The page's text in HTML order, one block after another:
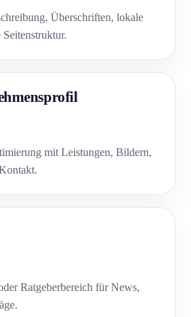
Überschriften, lokale
mit Leistungen, Bildern,
Ratgeberbereich für News,